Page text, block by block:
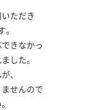
ただき
きなかっ
した。
、
せんので